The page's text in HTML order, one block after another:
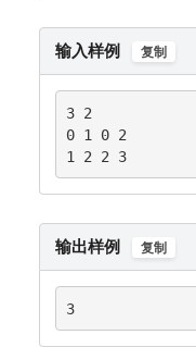
输入样例 复制
3 2
0 1 0 2
1 2 2 3
输出样例 复制
3